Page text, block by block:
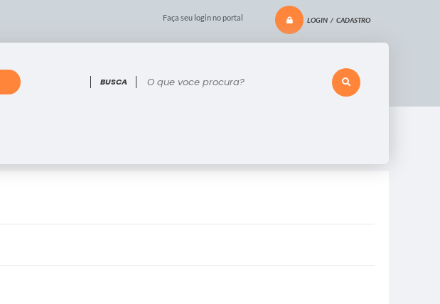
Faça seu login no portal LOGIN / CADASTRO
O que voce procura?